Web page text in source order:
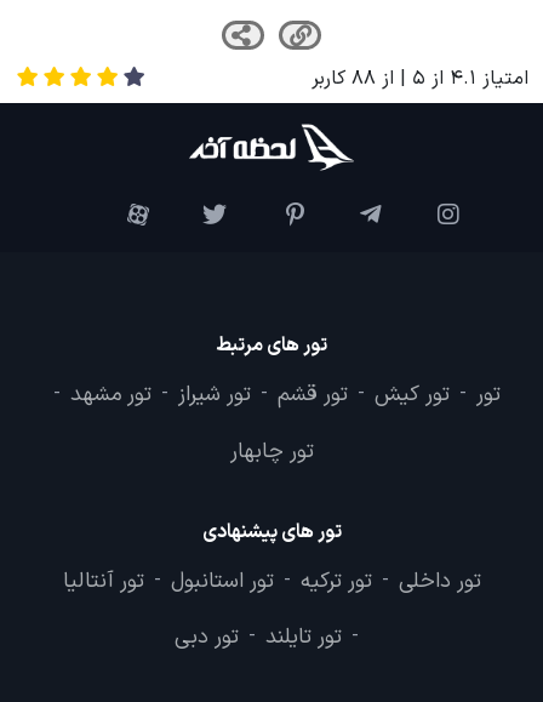
امتیاز 4.1 از 5 | از 88 کاربر
تور های مرتبط
تور - تور کیش - تور قشم - تور شیراز - تور مشهد -
تور چابهار
تور های پیشنهادی
تور داخلی - تور ترکیه - تور استانبول - تور آنتالیا
- تور تایلند - تور دبی